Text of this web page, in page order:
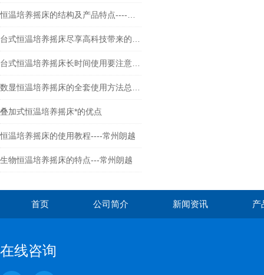
叠加式恒温培养摇床*的优点
恒温培养摇床的使用教程----常州朗越
生物恒温培养摇床的特点---常州朗越
首页 公司简介 新闻资讯 产
在线咨询